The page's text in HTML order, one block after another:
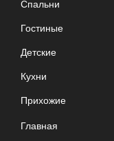
Спальни
Гостиные
Детские
Кухни
Прихожие
Главная